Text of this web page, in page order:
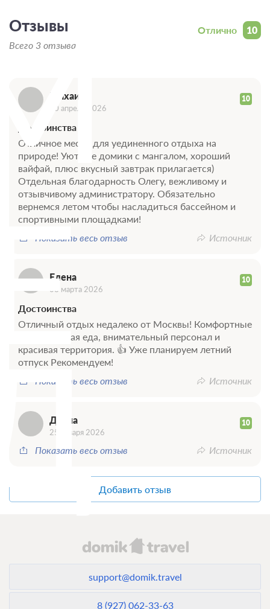
10
Отлично
Отзывы
Всего 3 отзыва
Михаил 10
10 апреля 2026
Достоинства
Отличное место для уединенного отдыха на
природе! Уютные домики с мангалом, хороший
вайфай, плюс вкусный завтрак прилагается)
Отдельная благодарность Олегу, вежливому и
отзывчивому администратору. Обязательно
вернемся летом чтобы насладиться бассейном и
спортивными площадками!
Показать весь отзыв
Источник
Елена 10
08 марта 2026
Достоинства
Отличный отдых недалеко от Москвы! Комфортные
дома, вкусная еда, внимательный персонал и
красивая территория. 👍 Уже планируем летний
отпуск Рекомендуем!
Показать весь отзыв
Источник
Диана 10
25 января 2026
Показать весь отзыв Источник
Добавить отзыв
support@domik.travel
8 (927) 062-33-63